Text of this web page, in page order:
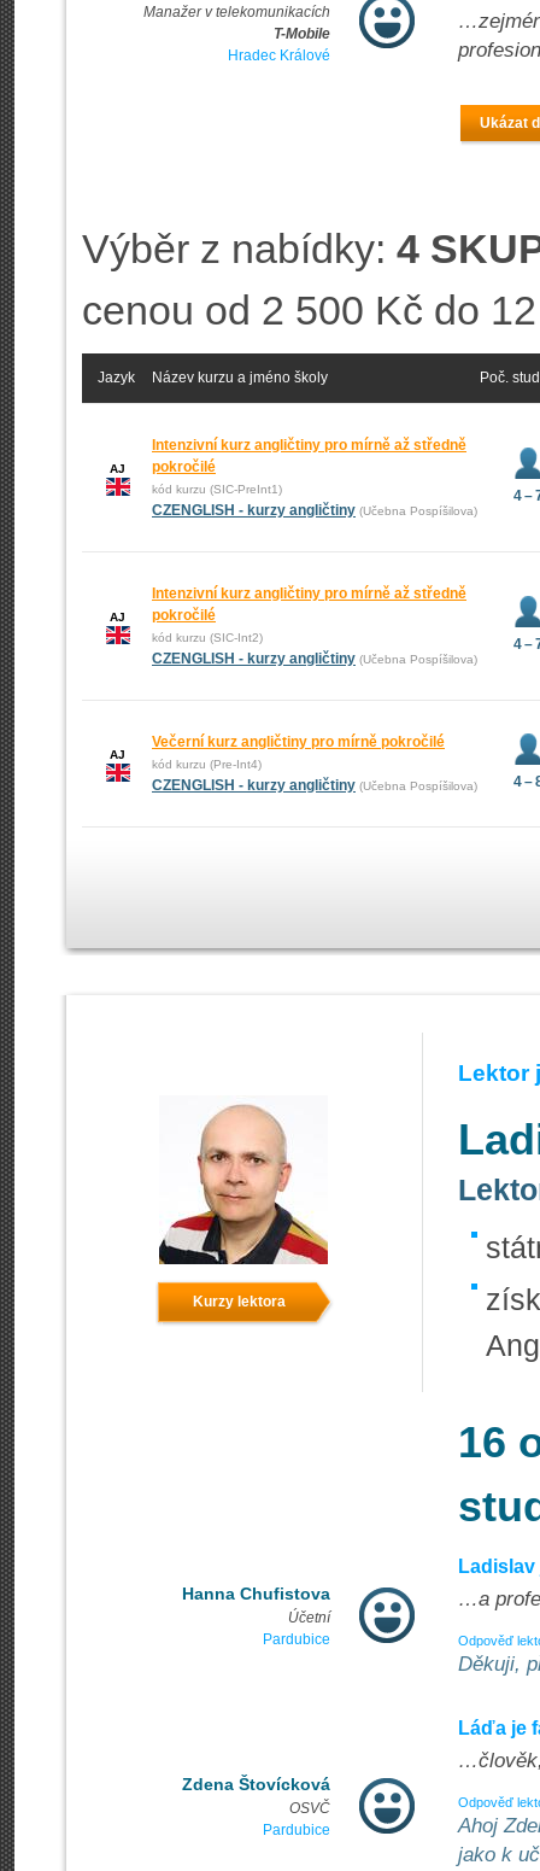
Manažer v telekomunikacích
T-Mobile
Hradec Králové
Ukázat
Výběr z nabídky: 4
cenou od 2 500 Kč do
Jazyk Název kurzu a jméno školy Poč.
AJ
Intenzivní kurz angličtiny pro mírně až středně
pokročilé
kód kurzu (SIC-PreInt1)
CZENGLISH - kurzy angličtiny (Učebna Pospíšilova)
4 –
AJ
Intenzivní kurz angličtiny pro mírně až středně
pokročilé
kód kurzu (SIC-Int2)
CZENGLISH - kurzy angličtiny (Učebna Pospíšilova)
4 –
AJ
Večerní kurz angličtiny pro mírně pokročilé
kód kurzu (Pre-Int4)
CZENGLISH - kurzy angličtiny (Učebna Pospíšilova) 4 –
Kurzy lektora
Lektor
16
Hanna Chufistova
Účetní
Pardubice
…a
Odpověď
Děkuji,
Zdena Štovícková
OSVČ
Pardubice
Láďa je
Odpověď
Ahoj
jako k